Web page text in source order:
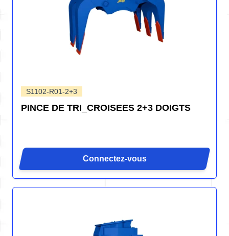
S1102-R01-2+3
PINCE DE TRI_CROISEES 2+3 DOIGTS
Connectez-vous